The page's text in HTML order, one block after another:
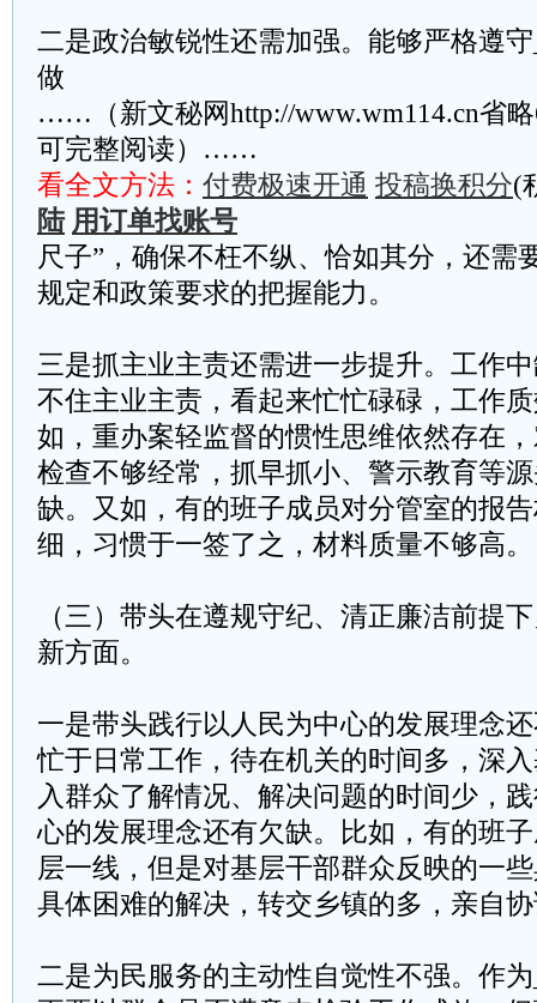
二是政治敏锐性还需加强。能够严格遵
做
……（新文秘网http://www.wm114.cn省
可完整阅读）……
看全文方法： 付费极速开通 投稿换积分(
陆 用订单找账号
尺子”，确保不枉不纵、恰如其分，还需
规定和政策要求的把握能力。
三是抓主业主责还需进一步提升。工作
不住主业主责，看起来忙忙碌碌，工作
如，重办案轻监督的惯性思维依然存在
检查不够经常，抓早抓小、警示教育等
缺。又如，有的班子成员对分管室的报
细，习惯于一签了之，材料质量不够高。
（三）带头在遵规守纪、清正廉洁前提
新方面。
一是带头践行以人民为中心的发展理念
忙于日常工作，待在机关的时间多，深
入群众了解情况、解决问题的时间少，
心的发展理念还有欠缺。比如，有的班
层一线，但是对基层干部群众反映的一
具体困难的解决，转交乡镇的多，亲自
二是为民服务的主动性自觉性不强。作